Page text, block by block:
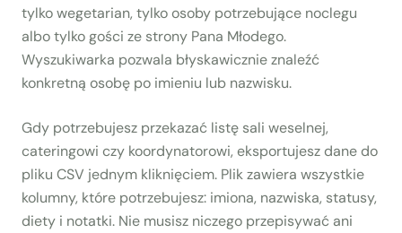
tylko wegetarian, tylko osoby potrzebujące noclegu
albo tylko gości ze strony Pana Młodego.
Wyszukiwarka pozwala błyskawicznie znaleźć
konkretną osobę po imieniu lub nazwisku.
Gdy potrzebujesz przekazać listę sali weselnej,
cateringowi czy koordynatorowi, eksportujesz dane do
pliku CSV jednym kliknięciem. Plik zawiera wszystkie
kolumny, które potrzebujesz: imiona, nazwiska, statusy,
diety i notatki. Nie musisz niczego przepisywać ani